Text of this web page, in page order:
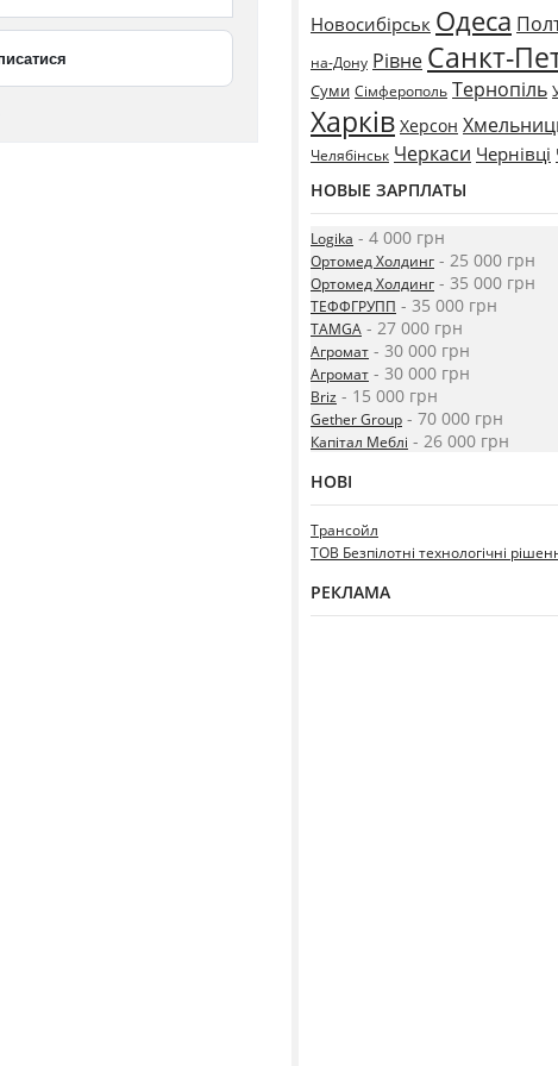
Новосибірськ Одеса
на-Дону Рівне Санкт-
Суми Сімферополь Тернопіль
Харків Херсон
Челябінськ Черкаси Чернівці
НОВЫЕ ЗАРПЛАТЫ
Logika - 4 000 грн
Ортомед Холдинг - 25 000 грн
Ортомед Холдинг - 35 000 грн
ТЕФФГРУПП - 35 000 грн
TAMGA - 27 000 грн
Агромат - 30 000 грн
Агромат - 30 000 грн
Briz - 15 000 грн
Gether Group - 70 000 грн
Капітал Меблі - 26 000 грн
НОВІ
Трансойл
ТОВ Безпілотні технологічні
РЕКЛАМА